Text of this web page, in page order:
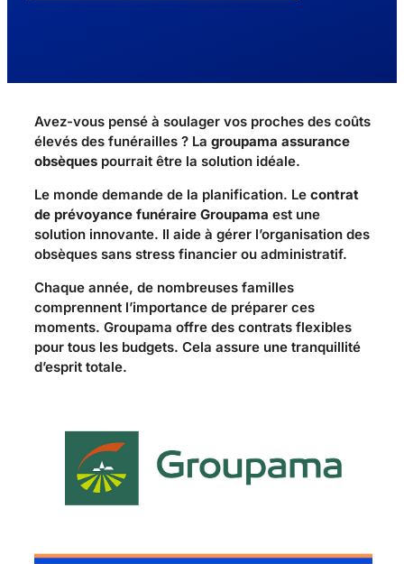
Avez-vous pensé à soulager vos proches des coûts
élevés des funérailles ? La groupama assurance
obsèques pourrait être la solution idéale.
Le monde demande de la planification. Le contrat
de prévoyance funéraire Groupama est une
solution innovante. Il aide à gérer l’organisation des
obsèques sans stress financier ou administratif.
Chaque année, de nombreuses familles
comprennent l’importance de préparer ces
moments. Groupama offre des contrats flexibles
pour tous les budgets. Cela assure une tranquillité
d’esprit totale.